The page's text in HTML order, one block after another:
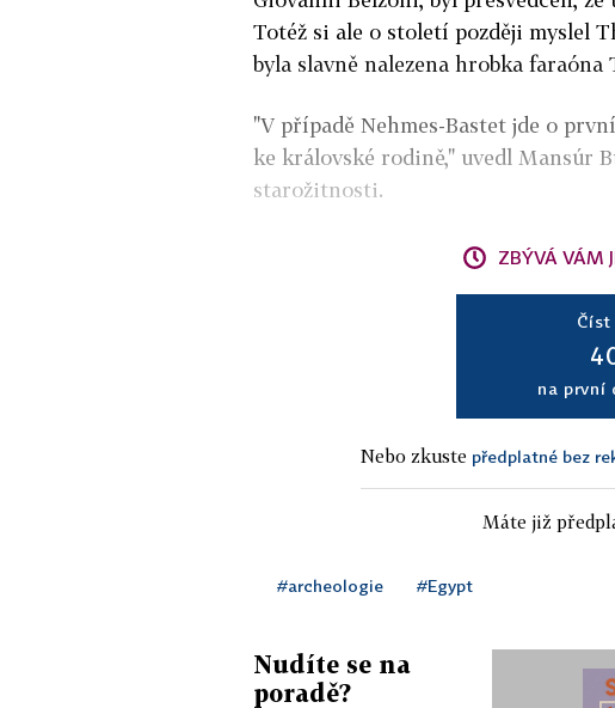
Totéž si ale o století později myslel
byla slavně nalezena hrobka faraóna
"V případě Nehmes-Bastet jde o
ke královské rodině," uvedl Mansúr
starožitnosti.
ZBÝVÁ VÁM
Číst
na první
Nebo zkuste předplatné bez
Máte již
#archeologie #Egypt
Nudíte se na
poradě?